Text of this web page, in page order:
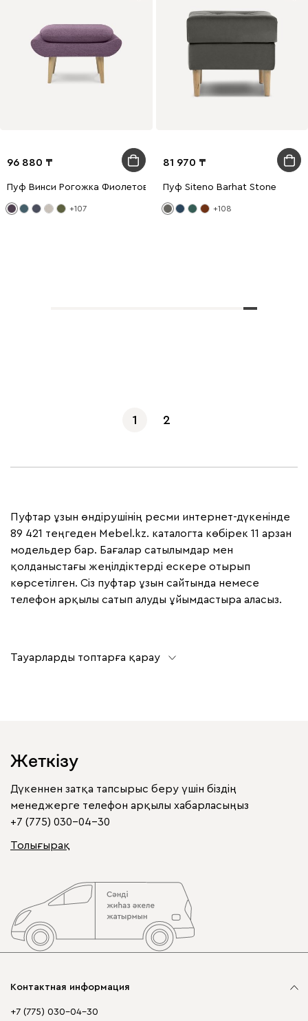
96 880
Пуф Винси Рогожка Фиолетовый
+107
81 970
Пуф Siteno Barhat Stone
+108
1 2
Пуфтар ұзын өндірушінің ресми интернет-дүкенінде
89 421 теңгеден Mebel.kz. каталогта көбірек 11 арзан
модельдер бар. Бағалар сатылымдар мен
қолданыстағы жеңілдіктерді ескере отырып
көрсетілген. Сіз пуфтар ұзын сайтында немесе
телефон арқылы сатып алуды ұйымдастыра аласыз.
Тауарларды топтарға қарау
Жеткізу
Дүкеннен затқа тапсырыс беру үшін біздің
менеджерге телефон арқылы хабарласыңыз
+7 (775) 030-04-30
Толығырақ
Контактная информация
+7 (775) 030-04-30